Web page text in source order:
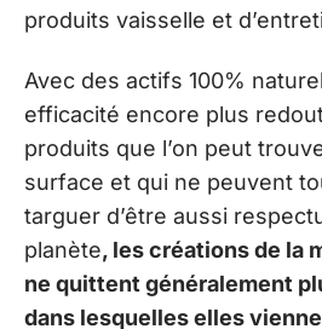
produits vaisselle et
Avec des actifs 100%
efficacité encore plus
produits que l’on peut
surface et qui ne peuvent
targuer d’être aussi
planète, les créations de la
ne quittent généralement
dans lesquelles elles